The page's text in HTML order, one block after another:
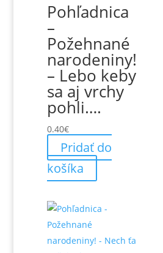
Pohľadnica
–
Požehnané
narodeniny!
– Lebo keby
sa aj vrchy
pohli….
0.40€
Pridať do
košíka